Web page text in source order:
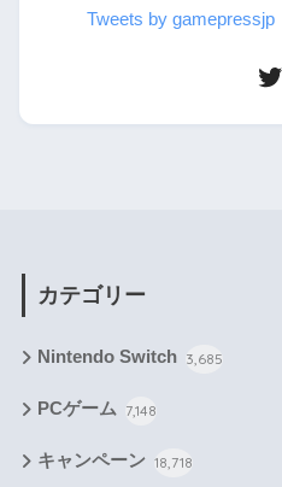
Tweets by gamepressjp
カテゴリー
Nintendo Switch 3,685
PCゲーム 7,148
キャンペーン 18,718